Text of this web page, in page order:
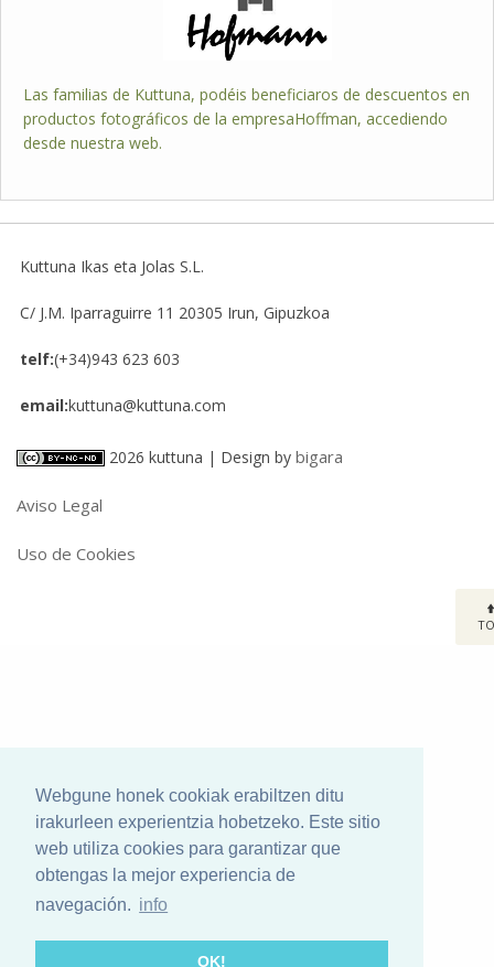
Webgune honek cookiak erabiltzen ditu
irakurleen experientzia hobetzeko. Este sitio
web utiliza cookies para garantizar que
obtengas la mejor experiencia de
navegación. info
OK!
Las familias de Kuttuna, podéis beneficiaros de descuentos en
productos fotográficos de la empresaHoffman, accediendo
desde nuestra web.
Kuttuna Ikas eta Jolas S.L.
C/ J.M. Iparraguirre 11 20305 Irun, Gipuzkoa
telf:(+34)943 623 603
email:kuttuna@kuttuna.com
2026 kuttuna | Design by bigara
Aviso Legal
Uso de Cookies